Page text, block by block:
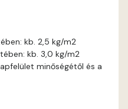
C
kb. 2,5 kg/m2
kb. 3,0 kg/m2
minőségétől és a